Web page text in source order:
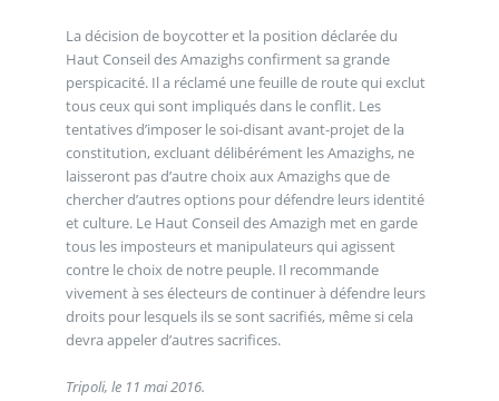
La décision de boycotter et la position déclarée du
Haut Conseil des Amazighs confirment sa grande
perspicacité. Il a réclamé une feuille de route qui exclut
tous ceux qui sont impliqués dans le conflit. Les
tentatives d’imposer le soi-disant avant-projet de la
constitution, excluant délibérément les Amazighs, ne
laisseront pas d’autre choix aux Amazighs que de
chercher d’autres options pour défendre leurs identité
et culture. Le Haut Conseil des Amazigh met en garde
tous les imposteurs et manipulateurs qui agissent
contre le choix de notre peuple. Il recommande
vivement à ses électeurs de continuer à défendre leurs
droits pour lesquels ils se sont sacrifiés, même si cela
devra appeler d’autres sacrifices.
Tripoli, le 11 mai 2016.